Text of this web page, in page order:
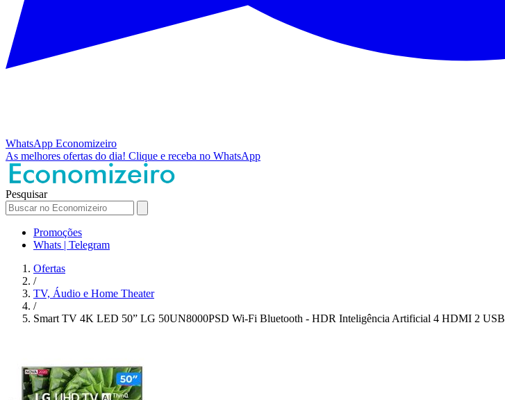
WhatsApp Economizeiro
As melhores ofertas do dia! Clique e receba no WhatsApp
Pesquisar
Promoções
Whats | Telegram
Ofertas
/
TV, Áudio e Home Theater
/
Smart TV 4K LED 50” LG 50UN8000PSD Wi-Fi Bluetooth - HDR Inteligência Artificial 4 HDMI 2 USB